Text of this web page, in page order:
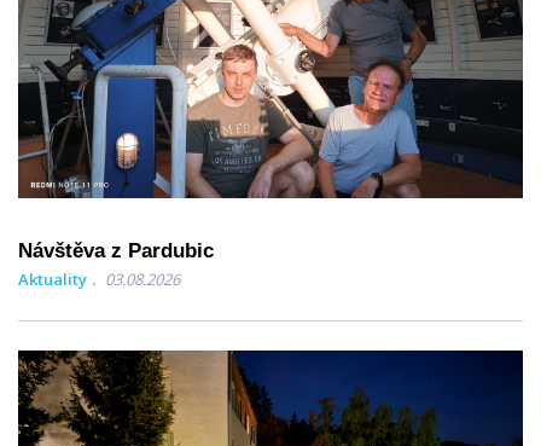
Návštěva z Pardubic
Aktuality 03.08.2026